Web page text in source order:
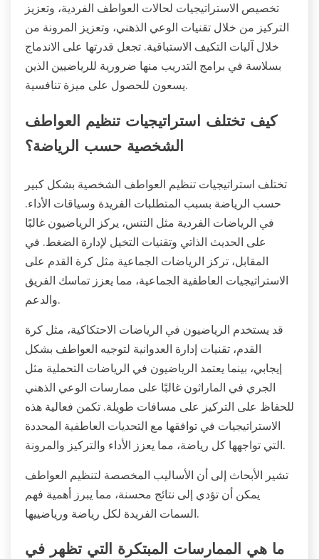
تخصيص الاستراتيجيات لحالات العواطف الفردية، وتعزيز
التركيز من خلال تقنيات الوعي الذهني، وتعزيز المرونة من
خلال آليات التكيف الاستباقية. تجعل قدرتها على الاندماج
بسلاسة في برامج التدريب منها ضرورية للرياضيين الذين
يسعون للحصول على ميزة تنافسية.
كيف تختلف استراتيجيات تنظيم العواطف
الشخصية حسب الرياضة؟
تختلف استراتيجيات تنظيم العواطف الشخصية بشكل كبير
حسب الرياضة بسبب المتطلبات الفريدة وسياقات الأداء.
في الرياضات الفردية مثل التنس، يركز الرياضيون غالبًا
على الحديث الذاتي وتقنيات التخيل لإدارة الضغط. في
المقابل، تركز الرياضات الجماعية مثل كرة القدم على
الاستراتيجيات العاطفية الجماعية، مما يعزز تماسك الفريق
والدعم.
قد يستخدم الرياضيون في الرياضات الاحتكاكية، مثل كرة
القدم، تقنيات إدارة العدوانية لتوجيه العواطف بشكل
إيجابي، بينما يعتمد الرياضيون في الرياضات التحملية مثل
الجري في الماراثون غالبًا على ممارسات الوعي الذهني
للحفاظ على التركيز على مسافات طويلة. تكمن فعالية هذه
الاستراتيجيات في توافقها مع التحديات العاطفية المحددة
التي تواجهها كل رياضة، مما يعزز الأداء والتركيز والمرونة.
تشير الأبحاث إلى أن الأساليب المخصصة لتنظيم العواطف
يمكن أن تؤدي إلى نتائج محسنة، مما يبرز أهمية فهم
السمات الفريدة لكل رياضة ورياضييها.
ما هي الممارسات المبتكرة التي تظهر في